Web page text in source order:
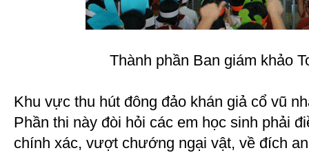
Thành phần Ban giám khảo
Khu vực thu hút đông đảo khán giả cổ vũ
Phần thi này đòi hỏi các em học sinh phải
chính xác, vượt chướng ngại vật, về đích